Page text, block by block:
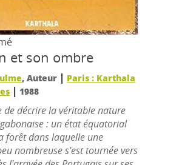
et son ombre
, Auteur | Paris : Karthala
| 1988
de décrire la véritable nature
: un état équatorial
forêt dans laquelle une
nombreuse s'est tournée vers